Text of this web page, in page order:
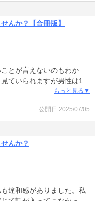
んか？【合冊版】
とが言えないのもわか
ていられますが男性は10
もっと見る▼
公開日:2025/07/05
んか？
違和感がありました。私